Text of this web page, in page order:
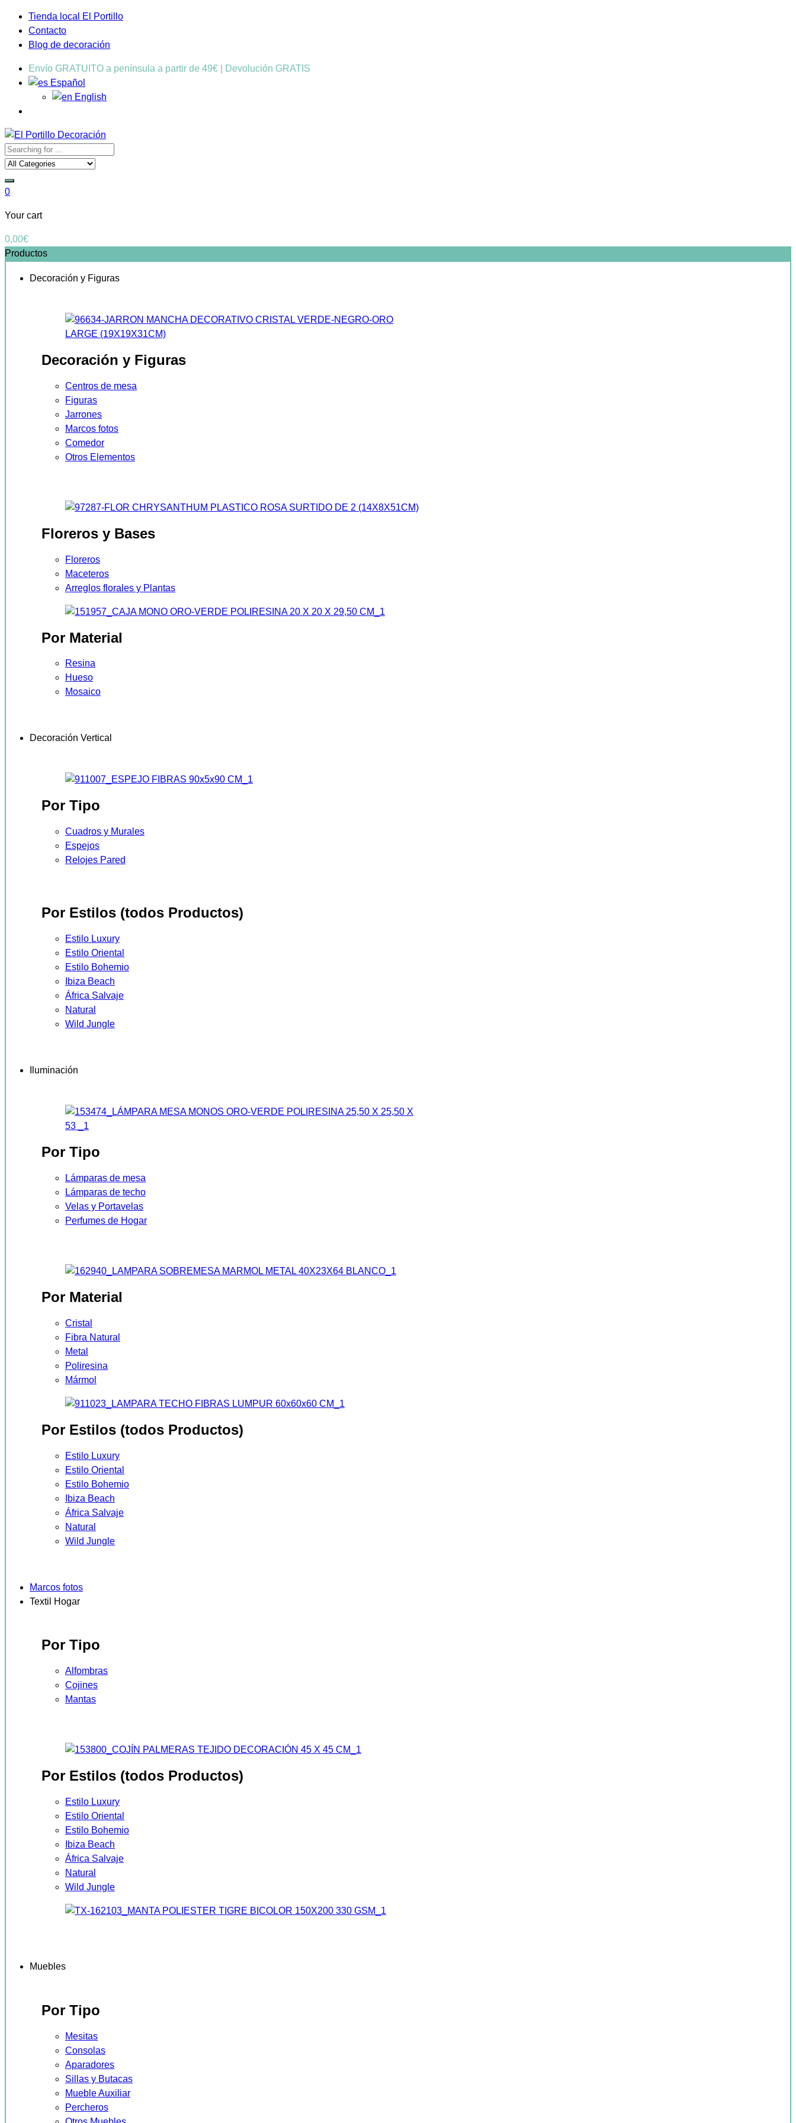
Tienda local El Portillo
Contacto
Blog de decoración
Envío GRATUITO a península a partir de 49€ | Devolución GRATIS
Español
English
0
Your cart
0,00€
Productos
Decoración y Figuras
Decoración y Figuras
Centros de mesa
Figuras
Jarrones
Marcos fotos
Comedor
Otros Elementos
Floreros y Bases
Floreros
Maceteros
Arreglos florales y Plantas
Por Material
Resina
Hueso
Mosaico
Decoración Vertical
Por Tipo
Cuadros y Murales
Espejos
Relojes Pared
Por Estilos (todos Productos)
Estilo Luxury
Estilo Oriental
Estilo Bohemio
Ibiza Beach
África Salvaje
Natural
Wild Jungle
Iluminación
Por Tipo
Lámparas de mesa
Lámparas de techo
Velas y Portavelas
Perfumes de Hogar
Por Material
Cristal
Fibra Natural
Metal
Poliresina
Mármol
Por Estilos (todos Productos)
Estilo Luxury
Estilo Oriental
Estilo Bohemio
Ibiza Beach
África Salvaje
Natural
Wild Jungle
Marcos fotos
Textil Hogar
Por Tipo
Alfombras
Cojines
Mantas
Por Estilos (todos Productos)
Estilo Luxury
Estilo Oriental
Estilo Bohemio
Ibiza Beach
África Salvaje
Natural
Wild Jungle
Muebles
Por Tipo
Mesitas
Consolas
Aparadores
Sillas y Butacas
Mueble Auxiliar
Percheros